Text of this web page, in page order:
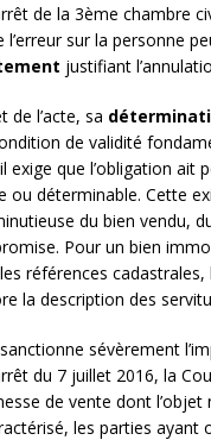
de la 3ème chambre
l’erreur sur la personne
justifiant
de l’acte, sa
de validité
exige que l’obligation ait
ou déterminable. Cette
du bien vendu,
Pour un bien
références
la description des
sévèrement
du 7 juillet 2016, la
de vente dont l’objet
les parties ayant